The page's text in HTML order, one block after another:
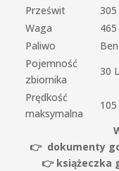
Prześwit
Waga
Paliwo
Pojemność
zbiornika
30 L
Prędkość
maksymalna
👉 dokumenty
👉 książeczka